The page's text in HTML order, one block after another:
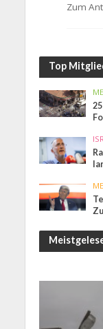
Zum
Top